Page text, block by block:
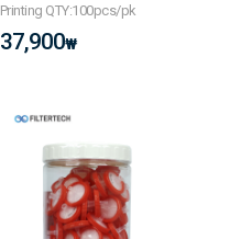
Printing QTY:100pcs/pk
37,900₩